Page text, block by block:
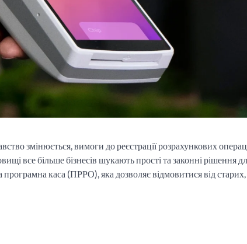
змінюється, вимоги до реєстрації розрахункових
все більше бізнесів шукають прості та законні рішення
каса (ПРРО), яка дозволяє відмовитися від старих,